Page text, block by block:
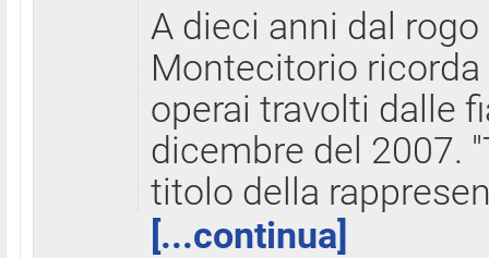
A dieci anni dal
Montecitorio
operai travolti dalle
dicembre del 2007.
titolo della
[...continua]